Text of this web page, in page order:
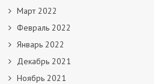
Март 2022
Февраль 2022
Январь 2022
Декабрь 2021
Ноябрь 2021